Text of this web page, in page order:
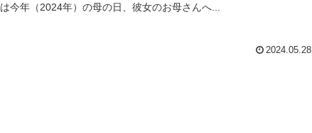
は今年（2024年）の母の日、彼女のお母さんへ...
2024.05.28